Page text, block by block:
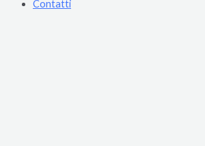
Contatti